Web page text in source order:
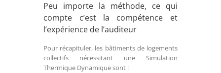
Peu importe la méthode, ce qui
compte c’est la compétence et
l’expérience de l’auditeur
Pour récapituler, les bâtiments de logements
collectifs nécessitant une Simulation
Thermique Dynamique sont :